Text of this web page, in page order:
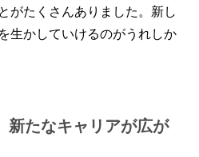
がたくさんありました。新し
生かしていけるのがうれしか
新たなキャリアが広が